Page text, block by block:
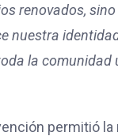
renovados,
nuestra
la comunidad
permitió la